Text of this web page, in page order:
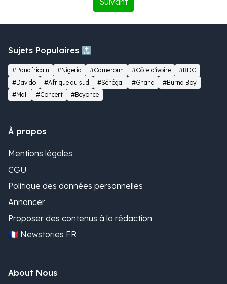
Sujets Populaires 🔝
#Panafricain #Nigeria #Cameroun #Côte d'ivoire
#RDC
#Davido
#Afrique du sud #Sénégal #Ghana
#Burna Boy
#Mali
#Concert #Beyonce
À propos
Mentions légales
CGU
Politique des données personnelles
Annoncer
Proposer des contenus à la rédaction
🇫🇷 Newstories FR
About Nous